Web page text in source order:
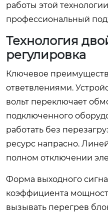
работы этой
профессиональный
Технология
регулировка
Ключевое
ответвлениями.
вольт переключает
подключенного
работать без
ресурс напрасно.
полном отключении
Форма выходного
коэффициента
вызывать перегрев